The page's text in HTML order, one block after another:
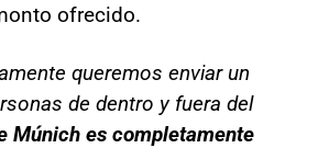
ofrecido.
queremos enviar un
de dentro y fuera del
Múnich es completamente